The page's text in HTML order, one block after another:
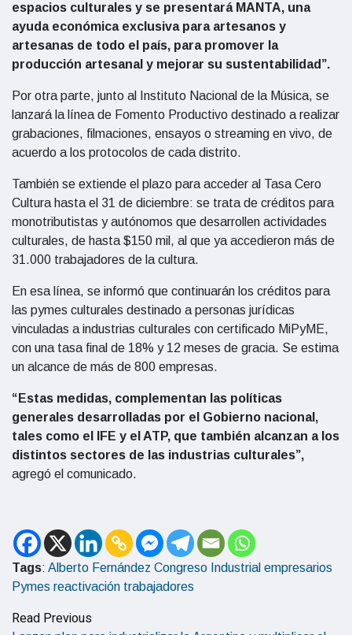
espacios culturales y se presentará MANTA, una
ayuda económica exclusiva para artesanos y
artesanas de todo el país, para promover la
producción artesanal y mejorar su sustentabilidad”.
Por otra parte, junto al Instituto Nacional de la Música, se
lanzará la línea de Fomento Productivo destinado a realizar
grabaciones, filmaciones, ensayos o streaming en vivo, de
acuerdo a los protocolos de cada distrito.
También se extiende el plazo para acceder al Tasa Cero
Cultura hasta el 31 de diciembre: se trata de créditos para
monotributistas y autónomos que desarrollen actividades
culturales, de hasta $150 mil, al que ya accedieron más de
31.000 trabajadores de la cultura.
En esa línea, se informó que continuarán los créditos para
las pymes culturales destinado a personas jurídicas
vinculadas a industrias culturales con certificado MiPyME,
con una tasa final de 18% y 12 meses de gracia. Se estima
un alcance de más de 800 empresas.
“Estas medidas, complementan las políticas
generales desarrolladas por el Gobierno nacional,
tales como el IFE y el ATP, que también alcanzan a los
distintos sectores de las industrias culturales”,
agregó el comunicado.
Tags: Alberto Fernández Congreso Industrial empresarios
Pymes reactivación trabajadores
Read Previous